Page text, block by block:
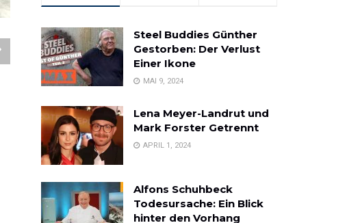
Steel Buddies Günther
Gestorben: Der Verlust
Einer Ikone
MAI 9, 2024
Lena Meyer-Landrut und
Mark Forster Getrennt
APRIL 1, 2024
Alfons Schuhbeck
Todesursache: Ein Blick
hinter den Vorhang